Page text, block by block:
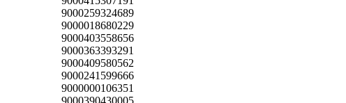
9000259324689
9000018680229
9000403558656
9000363393291
9000409580562
9000241599666
9000000106351
9000390430005